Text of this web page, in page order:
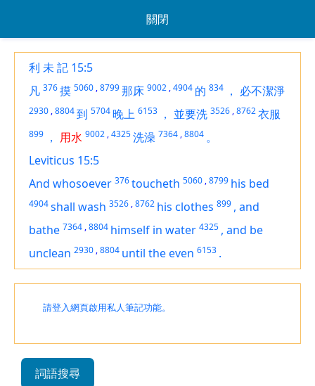
關閉
利 未 記 15:5
凡 376摸 5060 ,8799那床 9002 ,4904 的 834 ， 必不潔淨
2930 ,8804到 5704晚上 6153 ， 並要洗 3526 ,8762衣服
899 ， 用水 9002 ,4325洗澡 7364 ,8804 。
Leviticus 15:5
And whosoever 376toucheth 5060 ,8799 his bed
4904shall wash 3526 ,8762 his clothes 899 , and
bathe 7364 ,8804 himself in water 4325 , and be
unclean 2930 ,8804 until the even 6153 .
請登入網頁啟用私人筆記功能。
詞語搜尋